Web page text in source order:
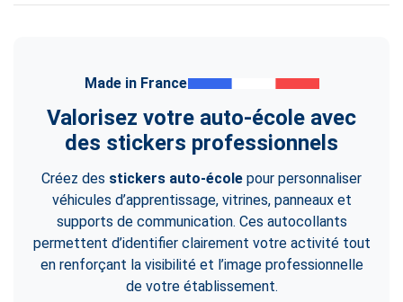
Made in France
Valorisez votre auto-école avec
des stickers professionnels
Créez des stickers auto-école pour personnaliser
véhicules d’apprentissage, vitrines, panneaux et
supports de communication. Ces autocollants
permettent d’identifier clairement votre activité tout
en renforçant la visibilité et l’image professionnelle
de votre établissement.